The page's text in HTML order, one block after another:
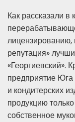
Как рассказали
лицензированию,
репутация»
«Георгиевский».
предприятие
и кондитерских
продукцию
собственное